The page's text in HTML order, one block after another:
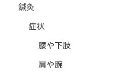
鍼灸
症状
腰や下肢
肩や腕